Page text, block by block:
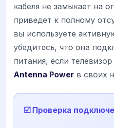
кабеля не замыкает на
приведет к полному
вы используете
убедитесь, что она
питания, если
Antenna Power в своих
☑️ Проверка